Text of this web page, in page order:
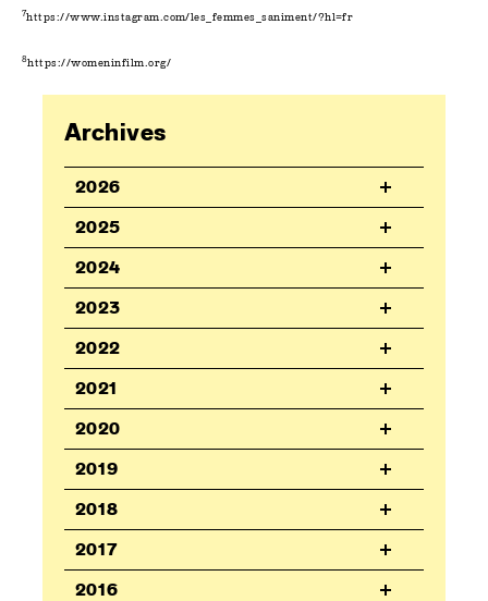
7https://www.instagram.com/les_femmes_saniment/?hl=fr
8https://womeninfilm.org/
Archives
2026
2025
2024
2023
2022
2021
2020
2019
2018
2017
2016